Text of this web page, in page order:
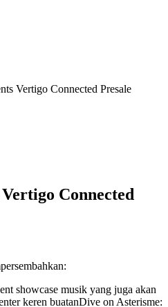
Vertigo Connected Presale
Connected
:
showcase musik yang juga akan
keren buatanDive on Asterisme: